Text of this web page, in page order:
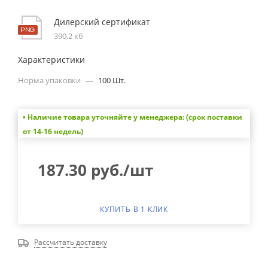
Дилерский сертификат
390,2 кб
Характеристики
Норма упаковки — 100 Шт.
• Наличие товара уточняйте у менеджера: (срок поставки
от 14-16 недель)
187.30 руб./шт
КУПИТЬ В 1 КЛИК
Рассчитать доставку